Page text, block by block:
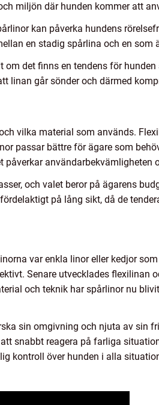
miljön där hunden kommer att
kan påverka hundens
en stadig spårlina och en som
det finns en tendens för
linan går sönder och därmed
vilka material som används.
passar bättre för ägare som
användarbekvämligheten
och valet beror på ägarens
på lång sikt, då de
var enkla linor eller kedjor
Senare utvecklades flexilinan
och teknik har spårlinor nu
sin omgivning och njuta av sin
snabbt reagera på farliga
kontroll över hunden i alla